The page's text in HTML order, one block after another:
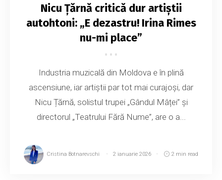
Nicu Țărnă critică dur artiștii
autohtoni: „E dezastru! Irina Rimes
nu-mi place”
Industria muzicală din Moldova e în plină
ascensiune, iar artiștii par tot mai curajoși, dar
Nicu Țărnă, solistul trupei „Gândul Mâței” și
directorul „Teatrului Fără Nume”, are o a...
Cristina Botnarevschi 2 ianuarie 2026 2 min read